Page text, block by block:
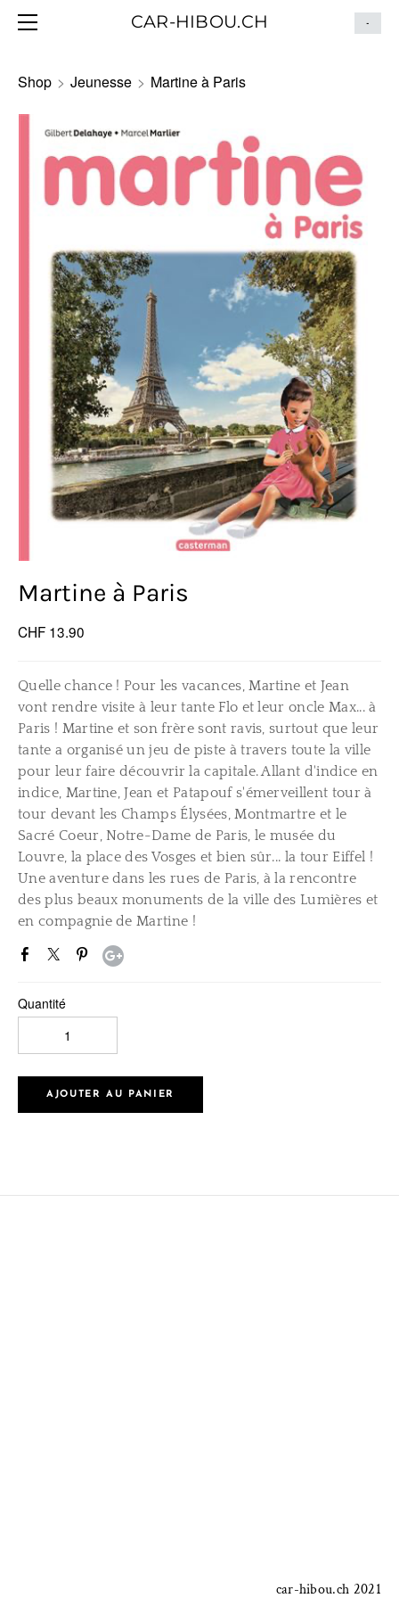
CAR-HIBOU.CH -
Shop > Jeunesse > Martine à Paris
Martine à Paris
CHF 13.90
Quelle chance ! Pour les vacances, Martine et Jean
vont rendre visite à leur tante Flo et leur oncle Max... à
Paris ! Martine et son frère sont ravis, surtout que leur
tante a organisé un jeu de piste à travers toute la ville
pour leur faire découvrir la capitale. Allant d'indice en
indice, Martine, Jean et Patapouf s'émerveillent tour à
tour devant les Champs Élysées, Montmartre et le
Sacré Coeur, Notre-Dame de Paris, le musée du
Louvre, la place des Vosges et bien sûr... la tour Eiffel !
Une aventure dans les rues de Paris, à la rencontre
des plus beaux monuments de la ville des Lumières et
en compagnie de Martine !
Quantité
AJOUTER AU PANIER
car-hibou.ch 2021
HOME
ITINÉRAIRE